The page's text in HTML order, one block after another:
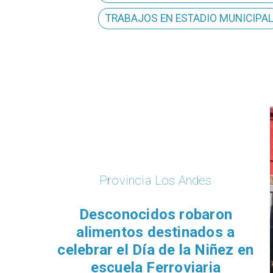
TRABAJOS EN ESTADIO
Provincia Los Andes
Desconocidos robaron
alimentos destinados a
celebrar el Día de la Niñez en
escuela Ferroviaria